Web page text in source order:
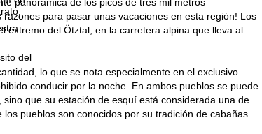
del
para pasar unas vacaciones en esta región! Los
extremo del Ötztal, en la carretera alpina que lleva al
lo que se nota especialmente en el exclusivo
conducir por la noche. En ambos pueblos se puede
que su estación de esquí está considerada una de
pueblos son conocidos por su tradición de cabañas